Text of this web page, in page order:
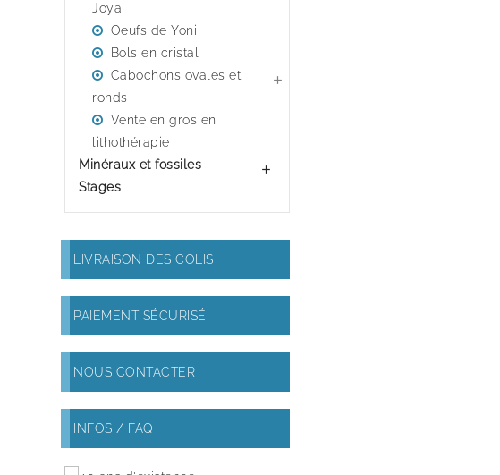
Joya
Oeufs de Yoni
Bols en cristal
Cabochons ovales et
ronds

Vente en gros en
lithothérapie
Minéraux et fossiles

Stages
LIVRAISON DES COLIS
PAIEMENT SÉCURISÉ
NOUS CONTACTER
INFOS / FAQ